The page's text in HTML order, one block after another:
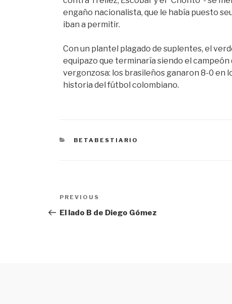
engaño nacionalista, que le había puesto
iban a permitir.
Con un plantel plagado de suplentes, el
equipazo que terminaría siendo el
vergonzosa: los brasileños ganaron 8-0 en
historia del fútbol colombiano.
CATEGORÍAS
BETABESTIARIO
Navegación
de
Previous
Post
PREVIOUS
El lado B de Diego Gómez